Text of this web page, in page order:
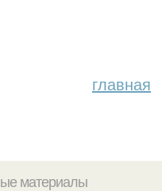
главная
материалы